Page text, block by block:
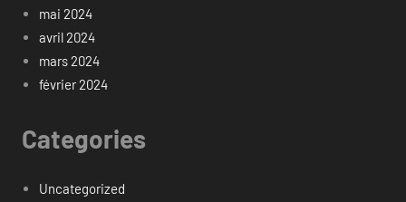
mai 2024
avril 2024
mars 2024
février 2024
Categories
Uncategorized